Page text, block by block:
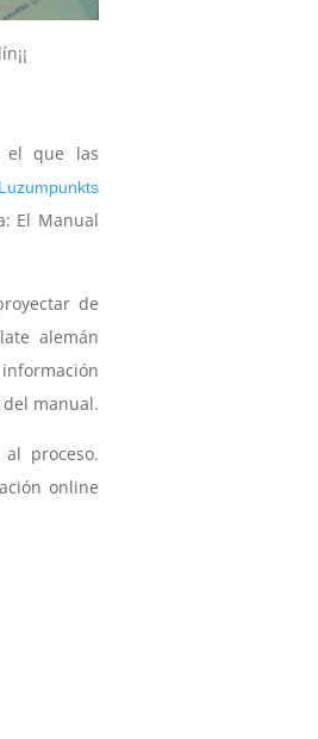
el que las
Luzumpunkts
El Manual
de
alemán
manual.
proceso.
online